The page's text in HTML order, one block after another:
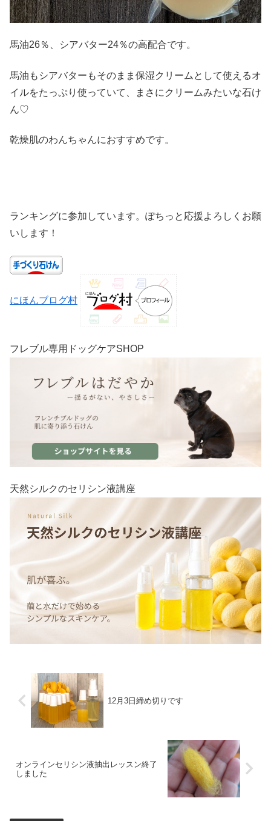
馬油26％、シアバター24％の高配合です。
馬油もシアバターもそのまま保湿クリームとして使えるオ
イルをたっぷり使っていて、まさにクリームみたいな石け
ん♡
乾燥肌のわんちゃんにおすすめです。
ランキングに参加しています。ぽちっと応援よろしくお願
いします！
にほんブログ村
フレブル専用ドッグケアSHOP
天然シルクのセリシン液講座
12月3日締め切りです
オンラインセリシン液抽出レッスン終了
しました